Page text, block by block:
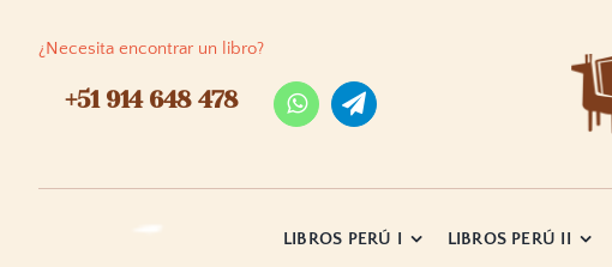
content
¿Necesita encontrar un libro?
+51 914 648 478
LIBROS PERÚ I LIBROS PERÚ II